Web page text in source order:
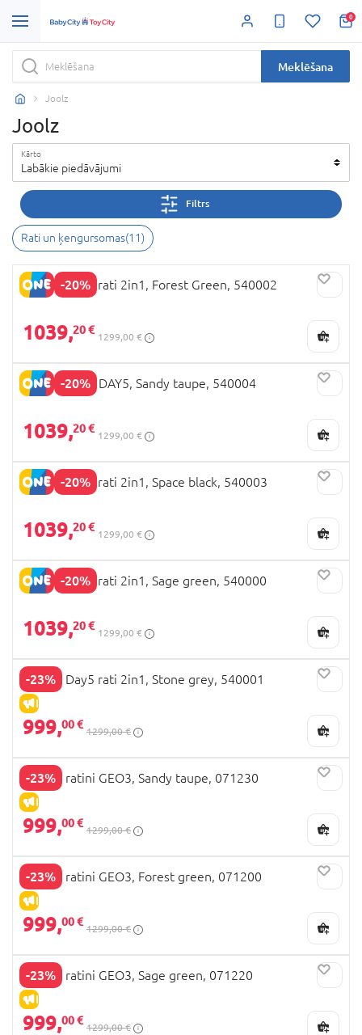
0
Meklēšana
Joolz
Joolz
Kārto
Labākie piedāvājumi
Filtrs
Rati un ķengursomas(11)
-20%
JOOLZ Day5 rati 2in1, Forest Green, 540002
1039,20 €
1299,00 €
-20%
JOOLZ ratini DAY5, Sandy taupe, 540004
1039,20 €
1299,00 €
-20%
JOOLZ Day5 rati 2in1, Space black, 540003
1039,20 €
1299,00 €
-20%
JOOLZ Day5 rati 2in1, Sage green, 540000
1039,20 €
1299,00 €
-23%
IZPĀRDOŠANA
JOOLZ Day5 rati 2in1, Stone grey, 540001
999,00 €
1299,00 €
-23%
IZPĀRDOŠANA
JOOLZ ratini GEO3, Sandy taupe, 071230
999,00 €
1299,00 €
-23%
IZPĀRDOŠANA
JOOLZ ratini GEO3, Forest green, 071200
999,00 €
1299,00 €
-23%
IZPĀRDOŠANA
JOOLZ ratini GEO3, Sage green, 071220
999,00 €
1299,00 €